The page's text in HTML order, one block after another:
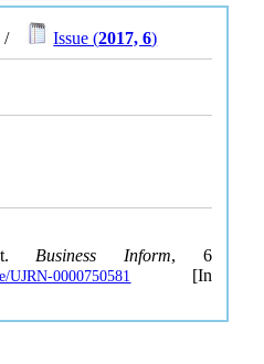
/ Issue (2017, 6)
Business Inform, 6
UJRN-0000750581
[In